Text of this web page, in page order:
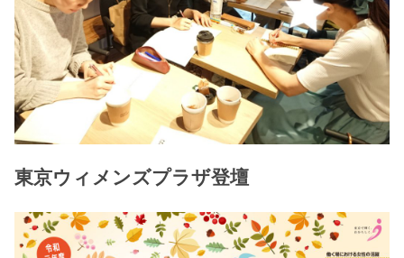
東京ウィメンズプラザ登壇